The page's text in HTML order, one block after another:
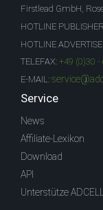
Firstlead GmbH,
HOTLINE
HOTLINE
TELEFAX: +49 (0)30 -
E-MAIL:
Service
News
Affiliate-Lexikon
Download
API
Unterstütze ADCELL